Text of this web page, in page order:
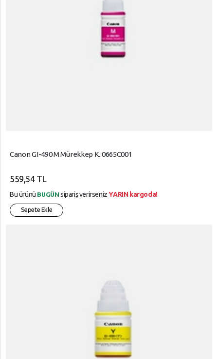
Canon GI-490 M Mürekkep K. 0665C001
559,54 TL
Bu ürünü BUGÜN sipariş verirsenizYARIN kargoda!
Sepete Ekle